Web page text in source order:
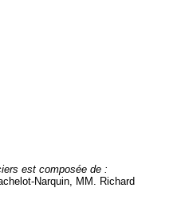
est composée de :
Narquin, MM. Richard